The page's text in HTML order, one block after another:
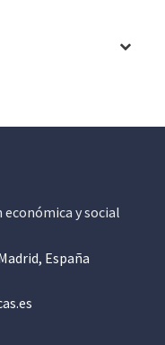
y social
España